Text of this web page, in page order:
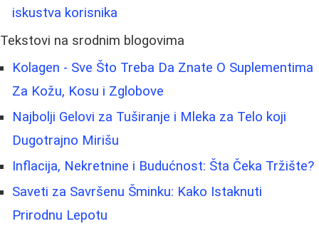
iskustva korisnika
Tekstovi na srodnim blogovima
Kolagen - Sve Što Treba Da Znate O Suplementima
Za Kožu, Kosu i Zglobove
Najbolji Gelovi za Tuširanje i Mleka za Telo koji
Dugotrajno Mirišu
Inflacija, Nekretnine i Budućnost: Šta Čeka Tržište?
Saveti za Savršenu Šminku: Kako Istaknuti
Prirodnu Lepotu